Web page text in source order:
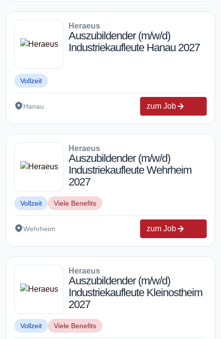
Heraeus
Auszubildender (m/w/d)
Industriekaufleute Hanau 2027
Vollzeit
Hanau zum Job
Heraeus
Auszubildender (m/w/d)
Industriekaufleute Wehrheim
2027
Vollzeit Viele Benefits
Wehrheim zum Job
Heraeus
Auszubildender (m/w/d)
Industriekaufleute Kleinostheim
2027
Vollzeit Viele Benefits